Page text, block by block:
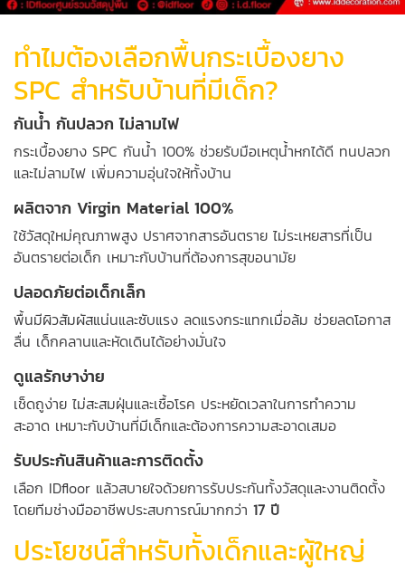
ทำไมต้องเลือกพื้นกระเบื้องยาง
SPC สำหรับบ้านที่มีเด็ก?
️กันน้ำ กันปลวก ไม่ลามไฟ
กระเบื้องยาง SPC กันน้ำ 100% ช่วยรับมือเหตุน้ำหกได้ดี ทนปลวก
และไม่ลามไฟ เพิ่มความอุ่นใจให้ทั้งบ้าน
ผลิตจาก Virgin Material 100%
ใช้วัสดุใหม่คุณภาพสูง ปราศจากสารอันตราย ไม่ระเหยสารที่เป็น
อันตรายต่อเด็ก เหมาะกับบ้านที่ต้องการสุขอนามัย
ปลอดภัยต่อเด็กเล็ก
พื้นมีผิวสัมผัสแน่นและซับแรง ลดแรงกระแทกเมื่อล้ม ช่วยลดโอกาส
ลื่น เด็กคลานและหัดเดินได้อย่างมั่นใจ
ดูแลรักษาง่าย
เช็ดถูง่าย ไม่สะสมฝุ่นและเชื้อโรค ประหยัดเวลาในการทำความ
สะอาด เหมาะกับบ้านที่มีเด็กและต้องการความสะอาดเสมอ
รับประกันสินค้าและการติดตั้ง
เลือก IDfloor แล้วสบายใจด้วยการรับประกันทั้งวัสดุและงานติดตั้ง
โดยทีมช่างมืออาชีพประสบการณ์มากกว่า 17 ปี
ประโยชน์สำหรับทั้งเด็กและผู้ใหญ่